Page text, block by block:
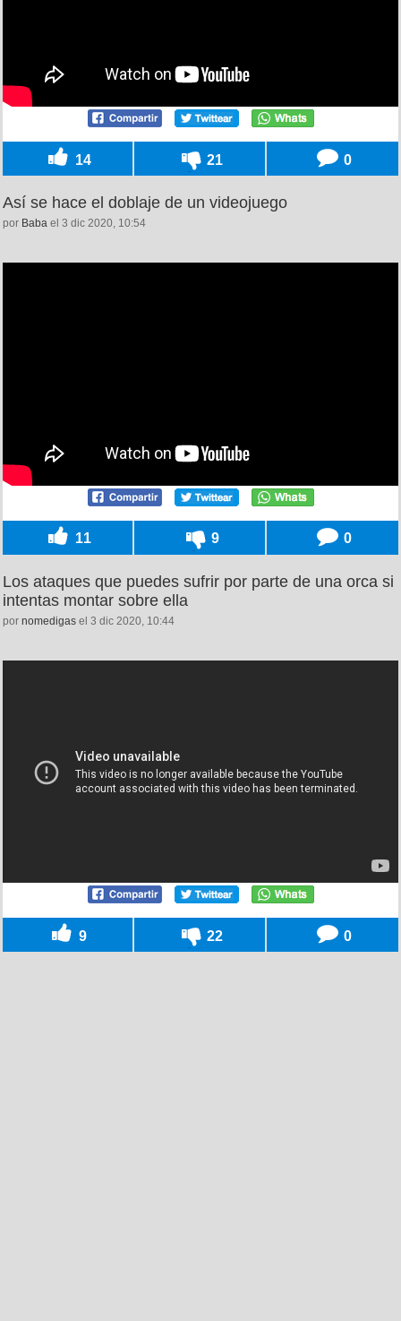
14 21 0
Así se hace el doblaje de un videojuego
por Baba el 3 dic 2020, 10:54
11 9 0
Los ataques que puedes sufrir por parte de una orca si
intentas montar sobre ella
por nomedigas el 3 dic 2020, 10:44
9 22 0